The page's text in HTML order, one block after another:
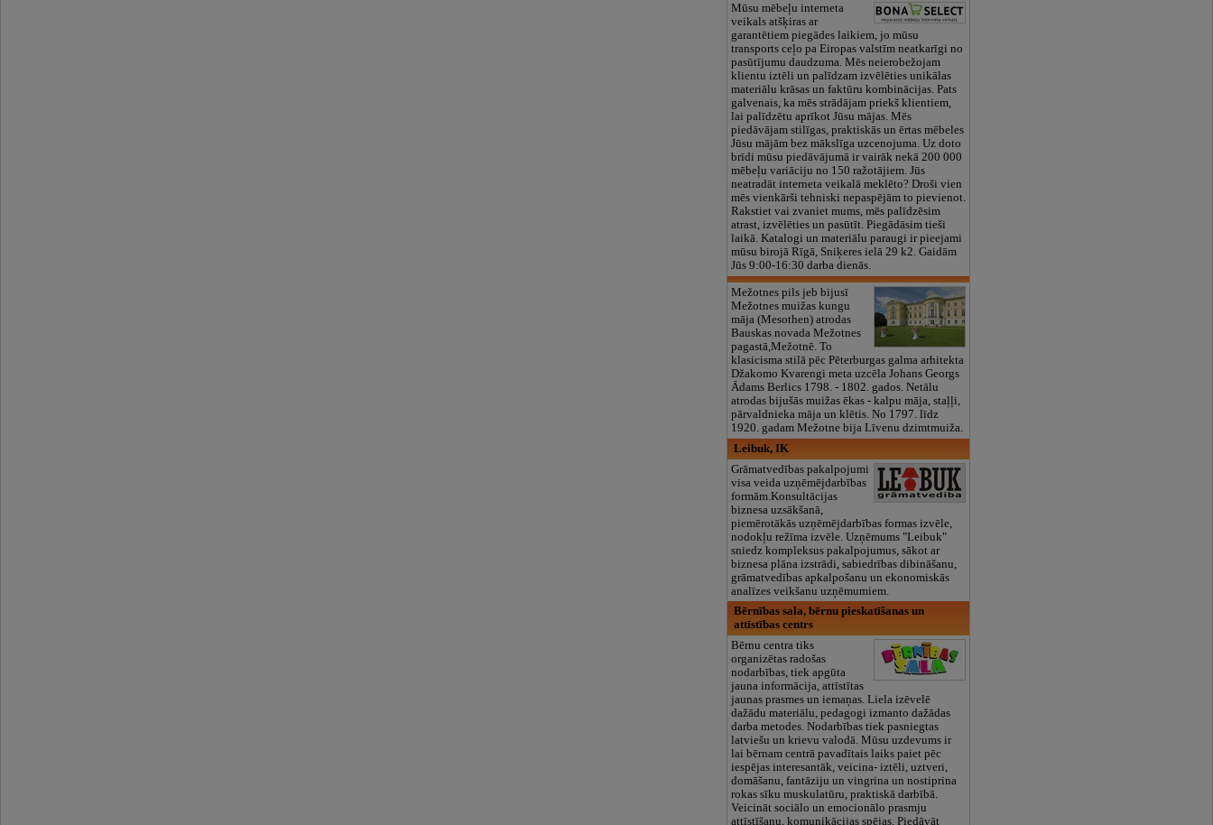
Mūsu mēbeļu interneta
veikals atšķiras ar
garantētiem piegādes laikiem, jo mūsu
transports ceļo pa Eiropas valstīm neatkarīgi no
pasūtījumu daudzuma. Mēs neierobežojam
klientu iztēli un palīdzam izvēlēties unikālas
materiālu krāsas un faktūru kombinācijas. Pats
galvenais, ka mēs strādājam priekš klientiem,
lai palīdzētu aprīkot Jūsu mājas. Mēs
piedāvājam stilīgas, praktiskās un ērtas mēbeles
Jūsu mājām bez mākslīga uzcenojuma. Uz doto
brīdi mūsu piedāvājumā ir vairāk nekā 200 000
mēbeļu variāciju no 150 ražotājiem. Jūs
neatradāt interneta veikalā meklēto? Droši vien
mēs vienkārši tehniski nepaspējām to pievienot.
Rakstiet vai zvaniet mums, mēs palīdzēsim
atrast, izvēlēties un pasūtīt. Piegādāsim tieši
laikā. Katalogi un materiālu paraugi ir pieejami
mūsu birojā Rīgā, Sniķeres ielā 29 k2. Gaidām
Jūs 9:00-16:30 darba dienās.
Mežotnes pils jeb bijusī
Mežotnes muižas kungu
māja (Mesothen) atrodas
Bauskas novada Mežotnes
pagastā,Mežotnē. To
klasicisma stilā pēc Pēterburgas galma arhitekta
Džakomo Kvarengi meta uzcēla Johans Georgs
Ādams Berlics 1798. - 1802. gados. Netālu
atrodas bijušās muižas ēkas - kalpu māja, staļļi,
pārvaldnieka māja un klētis. No 1797. līdz
1920. gadam Mežotne bija Līvenu dzimtmuiža.
Leibuk, IK
Grāmatvedības pakalpojumi
visa veida uzņēmējdarbības
formām.Konsultācijas
biznesa uzsākšanā,
piemērotākās uzņēmējdarbības formas izvēle,
nodokļu režīma izvēle. Uzņēmums "Leibuk"
sniedz kompleksus pakalpojumus, sākot ar
biznesa plāna izstrādi, sabiedrības dibināšanu,
grāmatvedības apkalpošanu un ekonomiskās
analīzes veikšanu uzņēmumiem.
Bērnības sala, bērnu pieskatīšanas un
attīstības centrs
Bērnu centra tiks
organizētas radošas
nodarbības, tiek apgūta
jauna informācija, attīstītas
jaunas prasmes un iemaņas. Liela izēvelē
dažādu materiālu, pedagogi izmanto dažādas
darba metodes. Nodarbības tiek pasniegtas
latviešu un krievu valodā. Mūsu uzdevums ir
lai bērnam centrā pavadītais laiks paiet pēc
iespējas interesantāk, veicina- iztēli, uztveri,
domāšanu, fantāziju un vingrina un nostiprina
rokas sīku muskulatūru, praktiskā darbībā.
Veicināt sociālo un emocionālo prasmju
attīstīšanu, komunikācijas spējas. Piedāvāt